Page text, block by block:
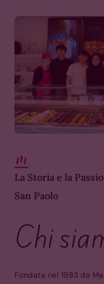
ACCOUNT
CARRELLO
La Storia e la
San Paolo
Chi
Fondata nel 1983 da